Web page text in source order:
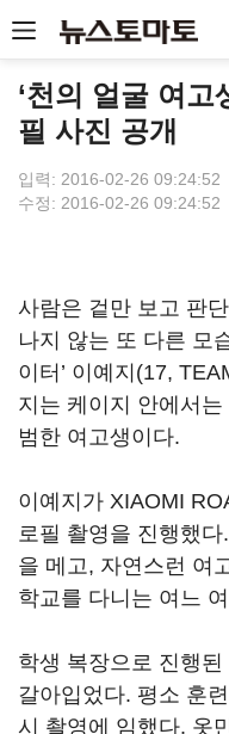
‘천의 얼굴 여고
필 사진 공개
입력: 2016-02-26 09:24:52
수정: 2016-02-26 09:24:52
사람은 겉만 보고 판
나지 않는 또 다른 모
이터’ 이예지(17,
지는 케이지 안에서
범한 여고생이다.
이예지가 XIAOMI
로필 촬영을 진행했
을 메고, 자연스런 여
학교를 다니는 여느
학생 복장으로 진행
갈아입었다. 평소 훈
시 촬영에 임했다. 옷